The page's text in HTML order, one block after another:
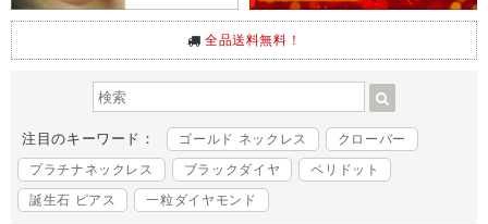
全品送料無料！
注目のキーワード： ゴールド ネックレス
クローバー
プラチナネックレス
ブラックダイヤ
ペリドット
誕生石 ピアス
一粒ダイヤモンド